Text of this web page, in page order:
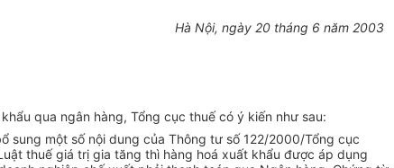
Hà Nội, ngày 20 tháng 6 năm 2003
qua ngân hàng, Tổng cục thuế có ý kiến như sau:
sung một số nội dung của Thông tư số 122/2000/Tổng cục
thuế giá trị gia tăng thì hàng hoá xuất khẩu được áp dụng